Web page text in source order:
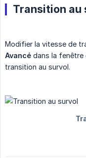
Transition au
Modifier la vitesse de
Avancé dans la
transition au survol.